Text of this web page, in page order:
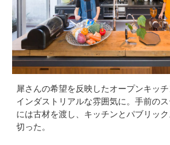
犀さんの希望を反映したオープンキッ
インダストリアルな雰囲気に。手前の
には古材を渡し、キッチンとパブリッ
切った。